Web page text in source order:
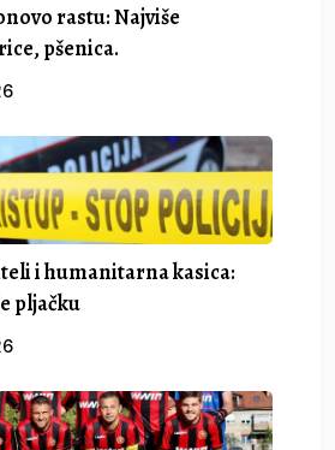
rastu: Najviše
pšenica.
i humanitarna kasica:
pljačku